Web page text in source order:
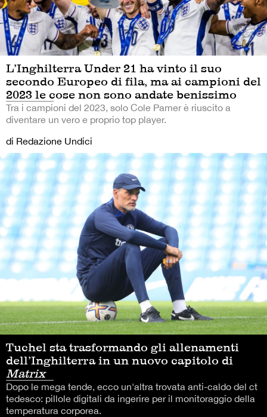
L’Inghilterra Under 21 ha vinto il suo
secondo Europeo di fila, ma ai campioni del
2023 le cose non sono andate benissimo
Tra i campioni del 2023, solo Cole Pamer è riuscito a
diventare un vero e proprio top player.
di Redazione Undici
Tuchel sta trasformando gli allenamenti
dell’Inghilterra in un nuovo capitolo di
Matrix
Dopo le mega tende, ecco un'altra trovata anti-caldo del ct
tedesco: pillole digitali da ingerire per il monitoraggio della
temperatura corporea.